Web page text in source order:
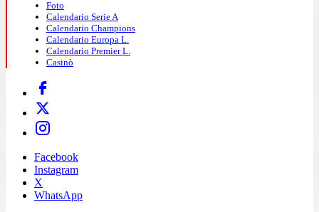
Foto
Calendario Serie A
Calendario Champions
Calendario Europa L.
Calendario Premier L.
Casinò
Facebook
Instagram
X
WhatsApp